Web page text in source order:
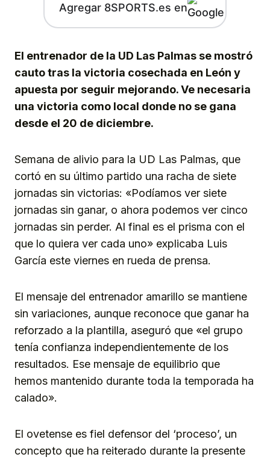
Agregar 8SPORTS.es en
El entrenador de la UD Las Palmas se mostró
cauto tras la victoria cosechada en León y
apuesta por seguir mejorando. Ve necesaria
una victoria como local donde no se gana
desde el 20 de diciembre.
Semana de alivio para la UD Las Palmas, que
cortó en su último partido una racha de siete
jornadas sin victorias: «Podíamos ver siete
jornadas sin ganar, o ahora podemos ver cinco
jornadas sin perder. Al final es el prisma con el
que lo quiera ver cada uno» explicaba Luis
García este viernes en rueda de prensa.
El mensaje del entrenador amarillo se mantiene
sin variaciones, aunque reconoce que ganar ha
reforzado a la plantilla, aseguró que «el grupo
tenía confianza independientemente de los
resultados. Ese mensaje de equilibrio que
hemos mantenido durante toda la temporada ha
calado».
El ovetense es fiel defensor del ‘proceso’, un
concepto que ha reiterado durante la presente